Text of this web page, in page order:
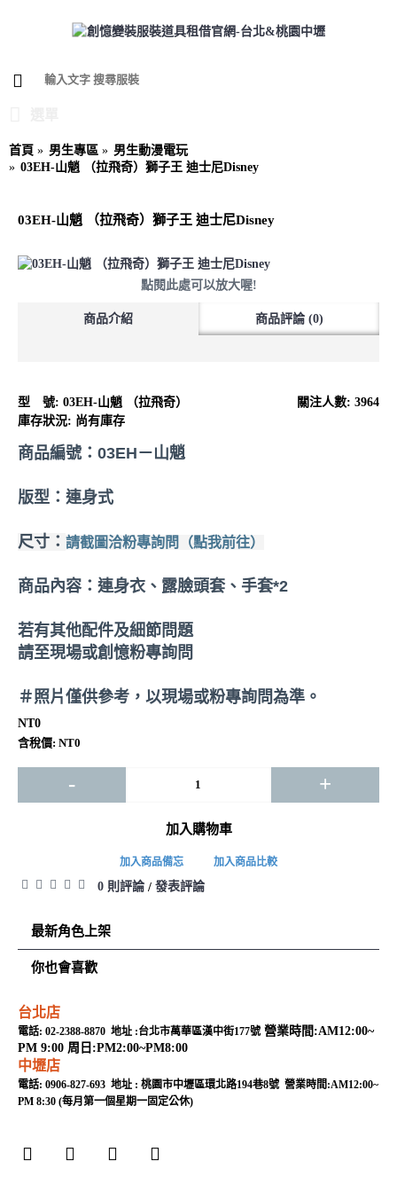
首頁 男生專區
男生動漫電玩
03EH-山魈 （拉飛奇）獅子王 迪士尼Disney
03EH-山魈 （拉飛奇）獅子王 迪士尼Disney
點閱此處可以放大喔!
商品介紹 商品評論 (0)
關注人數: 3964
型 號: 03EH-山魈 （拉飛奇）
庫存狀況: 尚有庫存
商品編號： 03EH－山魈
版型：連身式
尺寸： 請截圖洽粉專詢問（點我前往）
商品內容：連身衣、露臉頭套、手套*2
若有其他配件及細節問題
請至現場或創憶粉專詢問
＃照片僅供參考，以現場或粉專詢問為準。
NT0
含稅價: NT0
- +
加入購物車
加入商品備忘 加入商品比較
0 則評論 / 發表評論
最新角色上架
你也會喜歡
台北店
電話: 02-2388-8870 地址 :台北市萬華區漢中街177號 營業時間:AM12:00~
PM 9:00 周日:PM2:00~PM8:00
中壢店
電話: 0906-827-693 地址 : 桃園市中壢區環北路194巷8號 營業時間:AM12:00~
PM 8:30 (每月第一個星期一固定公休)